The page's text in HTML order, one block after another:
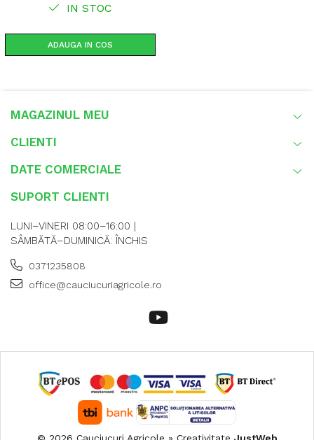
IN STOC
ADAUGA IN COS
MAGAZINUL MEU
CLIENTI
DATE COMERCIALE
SUPORT CLIENTI
LUNI–VINERI 08:00–16:00 |
SÂMBĂTĂ–DUMINICĂ: ÎNCHIS
0371235808
office@cauciucuriagricole.ro